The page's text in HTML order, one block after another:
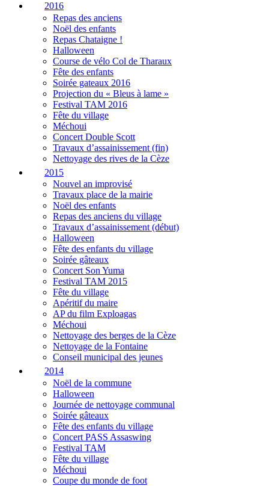
2016
Repas des anciens
Noël des enfants
Repas Chataigne !
Halloween
Course de vélo Col de Tharaux
Fête des enfants
Soirée gateaux 2016
Projection du « Bleus à lame »
Festival TAM 2016
Fête du village
Méchoui
Concert Double Scott
Travaux d’assainissement (fin)
Nettoyage des rives de la Cèze
2015
Nouvel an improvisé
Travaux place de la mairie
Noël des enfants
Repas des anciens du village
Travaux d’assainissement (début)
Halloween
Fête des enfants du village
Soirée gâteaux
Concert Son Yuma
Festival TAM 2015
Fête du village
Apéritif du maire
AP du film Exploagas
Méchoui
Nettoyage des berges de la Cèze
Nettoyage de la Fontaine
Conseil municipal des jeunes
2014
Noël de la commune
Halloween
Journée de nettoyage communal
Soirée gâteaux
Fête des enfants du village
Concert PASS Assaswing
Festival TAM
Fête du village
Méchoui
Coupe du monde de foot